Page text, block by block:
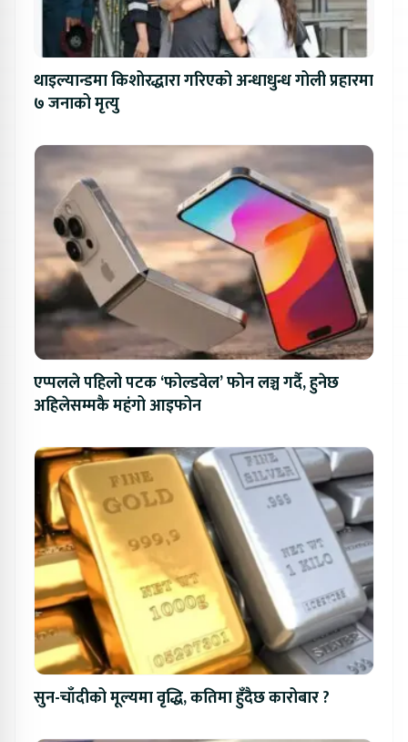
थाइल्यान्डमा किशोरद्धारा गरिएको अन्धाधुन्ध गोली प्रहारमा
७ जनाको मृत्यु
एप्पलले पहिलो पटक ‘फोल्डवेल’ फोन लञ्च गर्दै, हुनेछ
अहिलेसम्मकै महंगो आइफोन
सुन-चाँदीको मूल्यमा वृद्धि, कतिमा हुँदैछ कारोबार ?